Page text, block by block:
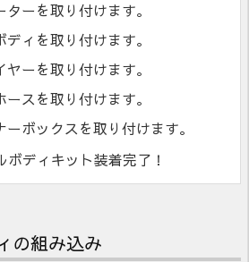
ターを取り付けます。
ディを取り付けます。
ヤーを取り付けます。
スを取り付けます。
ーボックスを取り付けます。
ボディキット装着完了！
の組み込み